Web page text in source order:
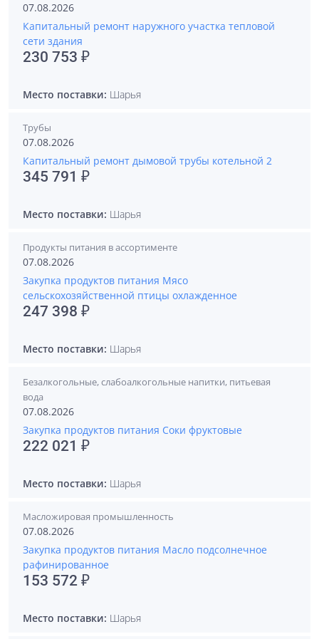
07.08.2026
Капитальный ремонт наружного участка тепловой
сети здания
230 753 ₽
Место поставки: Шарья
Трубы
07.08.2026
Капитальный ремонт дымовой трубы котельной 2
345 791 ₽
Место поставки: Шарья
Продукты питания в ассортименте
07.08.2026
Закупка продуктов питания Мясо
сельскохозяйственной птицы охлажденное
247 398 ₽
Место поставки: Шарья
Безалкогольные, слабоалкогольные напитки, питьевая
вода
07.08.2026
Закупка продуктов питания Соки фруктовые
222 021 ₽
Место поставки: Шарья
Масложировая промышленность
07.08.2026
Закупка продуктов питания Масло подсолнечное
рафинированное
153 572 ₽
Место поставки: Шарья